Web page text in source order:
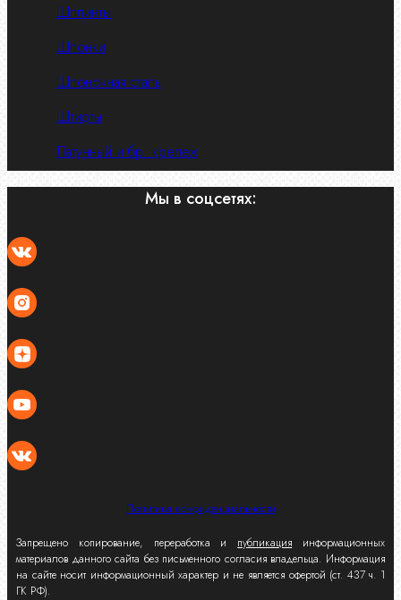
Шплинты
Шпонки
Шпоночная сталь
Штифты
Латунный и бр. крепеж
Мы в соцсетях:
Политика конфиденциальности
Запрещено копирование, переработка и публикация информационных
материалов данного сайта без письменного согласия владельца. Информация
на сайте носит информационный характер и не является офертой (ст. 437 ч. 1
ГК РФ).